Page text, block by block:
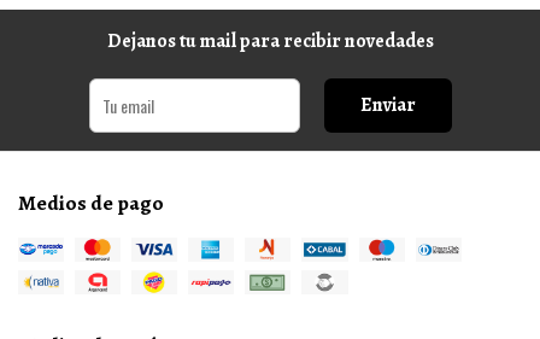
Dejanos tu mail para recibir novedades
Enviar
Medios de pago